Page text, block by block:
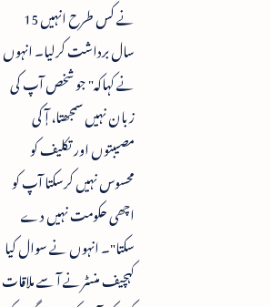
نے کس طرح انہیں 15
سال برداشت کرلیا۔ انہوں
نے کہاکہ" جو شخص آپ کی
زبان نہیں سمجھتا، آٖ کی
مصیبتوں اور تکلیف کو
محسوس نہیں کرسکتا آپ کو
اچھی حکومت نہیں دے
سکتا"۔ انہوں نے سوال کیا
کہچیف منسٹرنے آ سے ملاقات